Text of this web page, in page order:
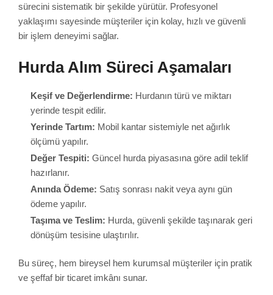
sürecini sistematik bir şekilde yürütür. Profesyonel
yaklaşımı sayesinde müşteriler için kolay, hızlı ve güvenli
bir işlem deneyimi sağlar.
Hurda Alım Süreci Aşamaları
Keşif ve Değerlendirme: Hurdanın türü ve miktarı
yerinde tespit edilir.
Yerinde Tartım: Mobil kantar sistemiyle net ağırlık
ölçümü yapılır.
Değer Tespiti: Güncel hurda piyasasına göre adil teklif
hazırlanır.
Anında Ödeme: Satış sonrası nakit veya aynı gün
ödeme yapılır.
Taşıma ve Teslim: Hurda, güvenli şekilde taşınarak geri
dönüşüm tesisine ulaştırılır.
Bu süreç, hem bireysel hem kurumsal müşteriler için pratik
ve şeffaf bir ticaret imkânı sunar.